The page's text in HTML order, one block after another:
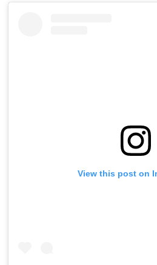
View this post on